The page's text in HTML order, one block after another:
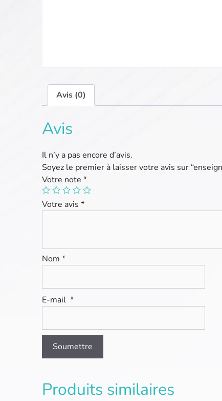
Avis (0)
Avis
Il n’y a pas encore d’avis.
Soyez le premier à laisser votre avis sur
Votre note *
Votre avis *
Nom *
E-mail *
Produits similaires